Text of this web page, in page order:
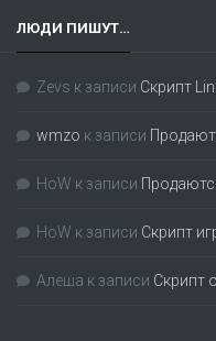
ЛЮДИ ПИШУТ…
Zevs к записи Скрипт
wmzo к записи
HoW к записи
HoW к записи Скрипт
Алеша к записи Скрипт